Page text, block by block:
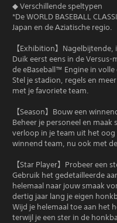
◆ Verschillende speltypen
*De WORLD BASEBALL
Japan en de Aziatische regio.
【Exhibition】
Duik eerst eens in de
de eBaseball™ Engine in
Stel je stadion, regels en
met je favoriete team.
【Season】Bouw een
Beheer je personeel en
verloop in je team uit het
winnend team, nu ook met
【Star Player】Probeer een
Gebruik het gedetailleerde
helemaal naar jouw smaak
dertig jaar lang je eigen
Wijd je helemaal toe aan het
terwijl je een ster in de